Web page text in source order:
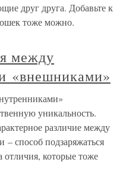
друг друга. Добавьте к
тоже можно.
между
«внешниками»
уникальность.
различие между
– способ подзаряжаться
отличия, которые тоже